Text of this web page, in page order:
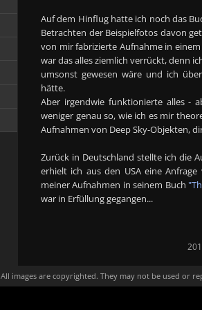
Auf dem Hinflug hatte ich noch das
Betrachten der Beispielfotos davon
von mir fabrizierte Aufnahme in
war das alles ziemlich verrückt, denn
umsonst gewesen wäre und ich
hätte.
Aber irgendwie funktionierte alles -
weniger genau so, wie ich es mir
Aufnahmen von Deep Sky-Objekten,
Zurück in Deutschland stellte ich die
erhielt ich aus den USA eine
meiner Aufnahmen in seinem Buch
war in Erfüllung gegangen...
All images are copyrighted. They may not be used or